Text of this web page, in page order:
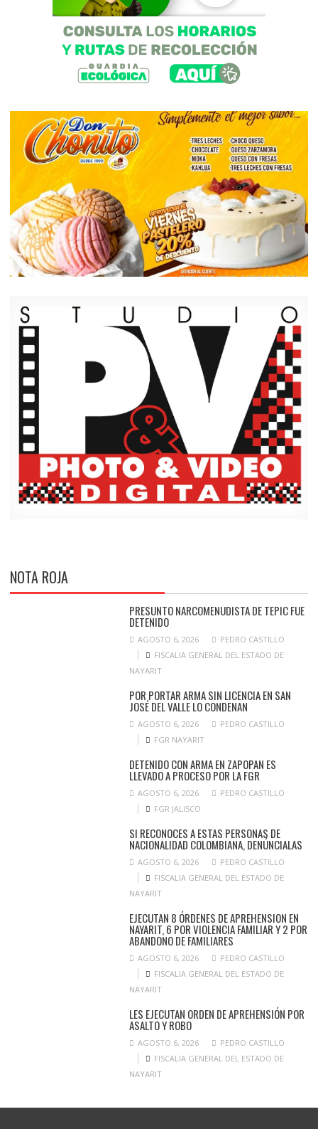
NOTA ROJA
PRESUNTO NARCOMENUDISTA DE TEPIC FUE
DETENIDO
AGOSTO 6, 2026
PEDRO CASTILLO
FISCALIA GENERAL DEL ESTADO DE
NAYARIT
POR PORTAR ARMA SIN LICENCIA EN SAN
JOSÉ DEL VALLE LO CONDENAN
AGOSTO 6, 2026
PEDRO CASTILLO
FGR NAYARIT
DETENIDO CON ARMA EN ZAPOPAN ES
LLEVADO A PROCESO POR LA FGR
AGOSTO 6, 2026
PEDRO CASTILLO
FGR JALISCO
SI RECONOCES A ESTAS PERSONAS DE
NACIONALIDAD COLOMBIANA, DENÚNCIALAS
AGOSTO 6, 2026
PEDRO CASTILLO
FISCALIA GENERAL DEL ESTADO DE
NAYARIT
EJECUTAN 8 ÓRDENES DE APREHENSION EN
NAYARIT, 6 POR VIOLENCIA FAMILIAR Y 2 POR
ABANDONO DE FAMILIARES
AGOSTO 6, 2026
PEDRO CASTILLO
FISCALIA GENERAL DEL ESTADO DE
NAYARIT
LES EJECUTAN ORDEN DE APREHENSIÓN POR
ASALTO Y ROBO
AGOSTO 6, 2026
PEDRO CASTILLO
FISCALIA GENERAL DEL ESTADO DE
NAYARIT